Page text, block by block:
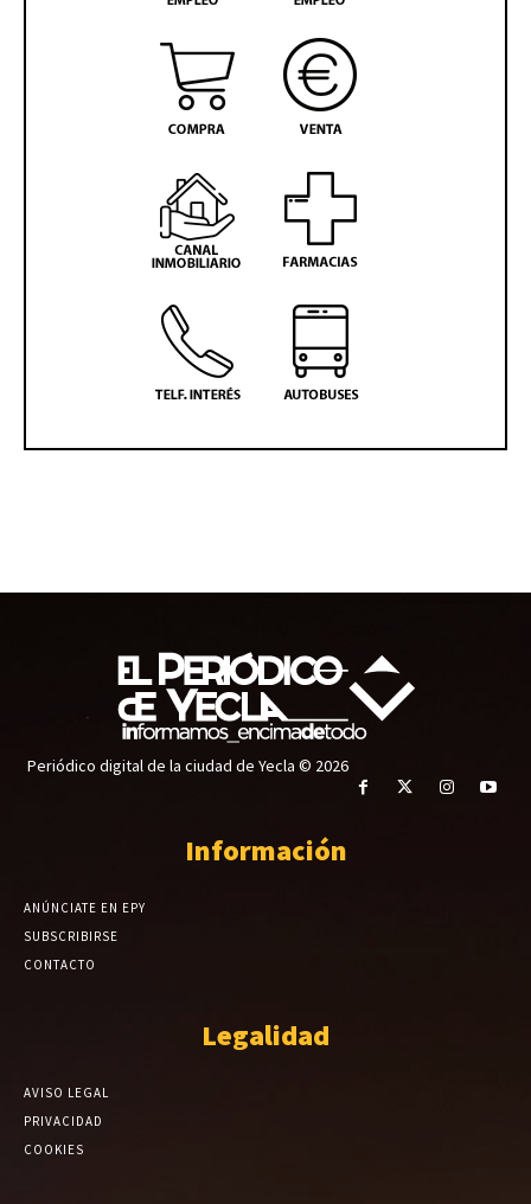
Periódico digital de la ciudad de Yecla © 2026
Información
ANÚNCIATE EN EPY
SUBSCRIBIRSE
CONTACTO
Legalidad
AVISO LEGAL
PRIVACIDAD
COOKIES